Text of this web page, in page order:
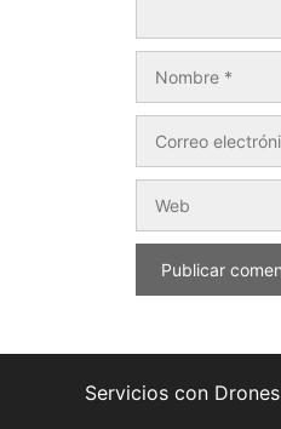
Servicios con Drones